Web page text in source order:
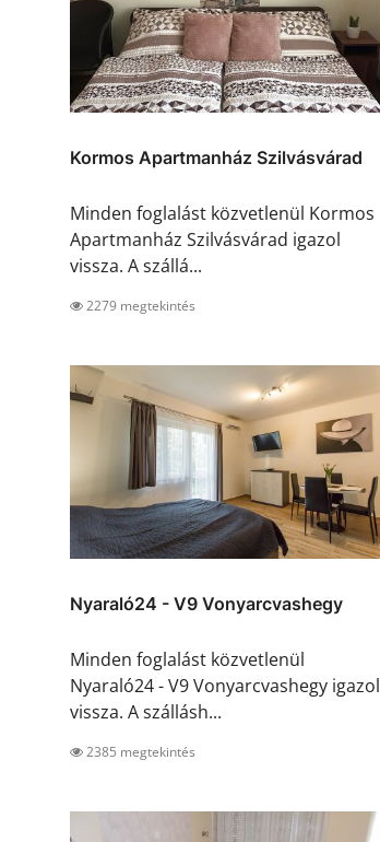
Kormos Apartmanház Szilvásvárad
Minden foglalást közvetlenül Kormos
Apartmanház Szilvásvárad igazol
vissza. A szállá...
2279 megtekintés
Nyaraló24 - V9 Vonyarcvashegy
Minden foglalást közvetlenül
Nyaraló24 - V9 Vonyarcvashegy igazol
vissza. A szállásh...
2385 megtekintés